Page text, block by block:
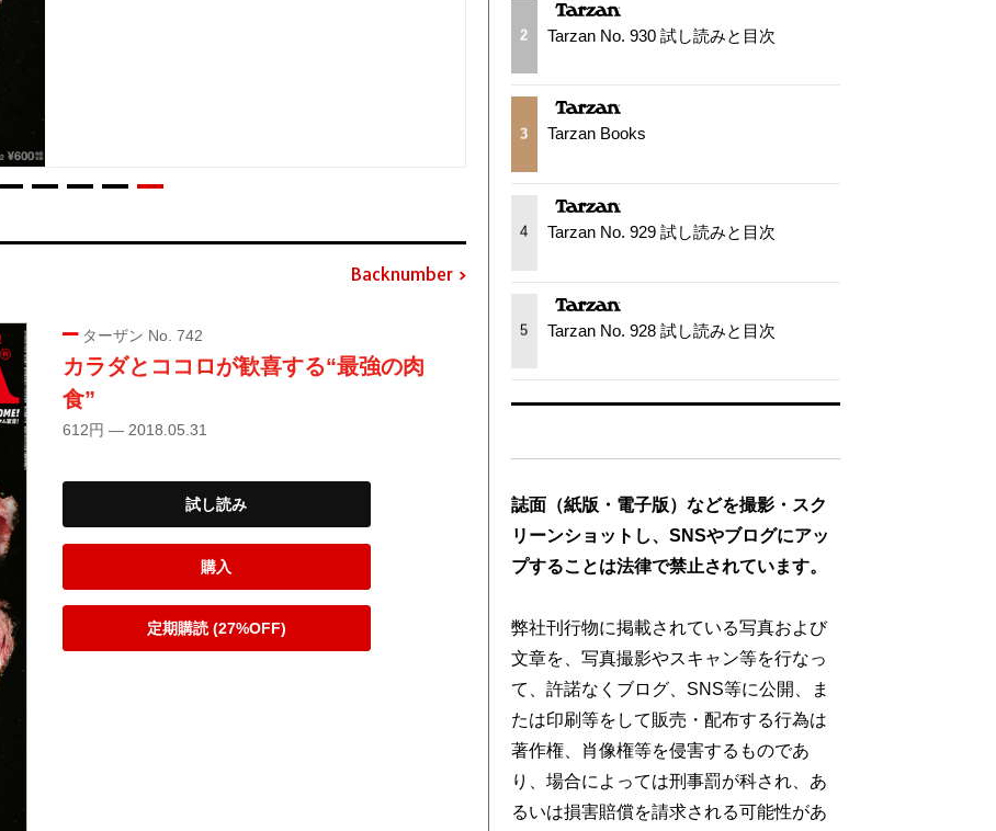
Backnumber
ターザン No. 742
カラダとココロが歓喜する“最強の肉
食”
612円 — 2018.05.31
試し読み
購入
定期購読 (27%OFF)
2 Tarzan No. 930 試し読みと目次
3 Tarzan Books
4 Tarzan No. 929 試し読みと目次
5 Tarzan No. 928 試し読みと目次
誌面（紙版・電子版）などを撮影・スク
リーンショットし、SNSやブログにアッ
プすることは法律で禁止されています。
弊社刊行物に掲載されている写真および
文章を、写真撮影やスキャン等を行なっ
て、許諾なくブログ、SNS等に公開、ま
たは印刷等をして販売・配布する行為は
著作権、肖像権等を侵害するものであ
り、場合によっては刑事罰が科され、あ
るいは損害賠償を請求される可能性があ